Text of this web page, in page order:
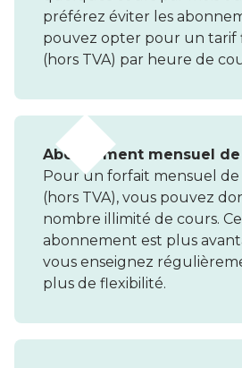
préférez éviter les
pouvez opter pour un tarif
(hors TVA) par heure de
Abonnement mensuel
Pour un forfait mensuel de
(hors TVA), vous pouvez
nombre illimité de cours.
abonnement est plus
vous enseignez
plus de flexibilité.